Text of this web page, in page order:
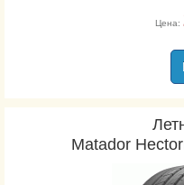
Цена:
Matador